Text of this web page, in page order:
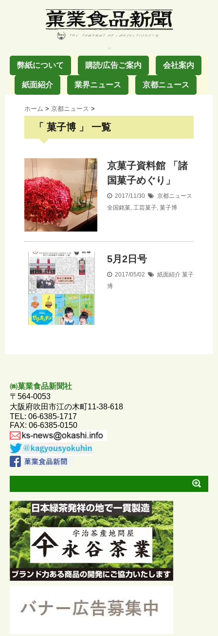
弊紙について 購読/広告ご案内 会社案内
紙面紹介 業界ニュース 京都ニュース
ホーム > 京都ニュース >
「 菓子博 」 一覧
京菓子資料館 「諸
国菓子めぐり」
2017/11/30
京都ニュース
全国銘菓, 工芸菓子, 菓子博
5月2日号
2017/05/02 紙面紹介 菓子
博
㈱菓業食品新聞社
〒564-0053
大阪府吹田市江の木町11-38-618
TEL: 06-6385-1717
FAX: 06-6385-0150